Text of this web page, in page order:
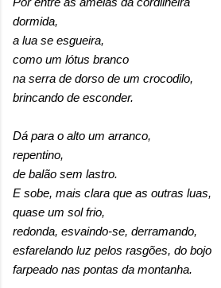
dormida,
a lua se esgueira,
como um lótus branco
na serra de dorso de um crocodilo,
brincando de esconder.
Dá para o alto um arranco,
repentino,
de balão sem lastro.
E sobe, mais clara que as outras luas,
quase um sol frio,
redonda, esvaindo-se, derramando,
esfarelando luz pelos rasgões, do bojo
farpeado nas pontas da montanha.